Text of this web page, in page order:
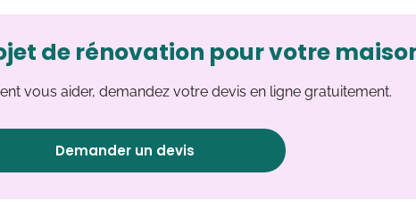
de rénovation pour votre
vous aider, demandez votre devis en ligne gratuitement.
Demander un devis